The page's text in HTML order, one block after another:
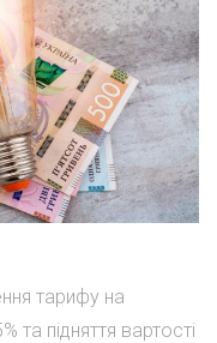
тарифу на
та підняття вартості